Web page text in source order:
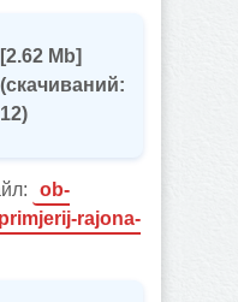
[2.62 Mb]
(cкачиваний:
12)
ob-
rajona-